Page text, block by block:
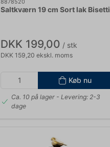
8878520
Saltkværn 19 cm Sort lak Bisetti
DKK 199,00 / stk
DKK 159,20 ekskl. moms
Køb nu
Ca. 10 på lager- Levering: 2-3
dage